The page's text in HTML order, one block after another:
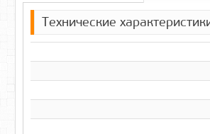
Технические